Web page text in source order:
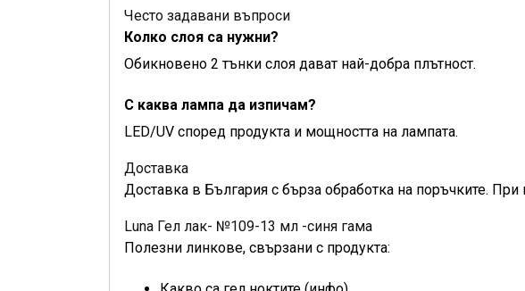
Често задавани въпроси
Колко слоя са нужни?
Обикновено 2 тънки слоя дават най-добра плътност.
С каква лампа да изпичам?
LED/UV според продукта и мощността на лампата.
Доставка
Доставка в България с бърза обработка на поръчките.
Luna Гел лак- №109-13 мл -синя гама
Полезни линкове, свързани с продукта: